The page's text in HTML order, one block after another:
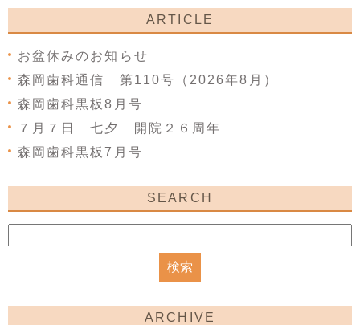
ARTICLE
お盆休みのお知らせ
森岡歯科通信 第110号（2026年8月）
森岡歯科黒板8月号
７月７日 七夕 開院２６周年
森岡歯科黒板7月号
SEARCH
ARCHIVE